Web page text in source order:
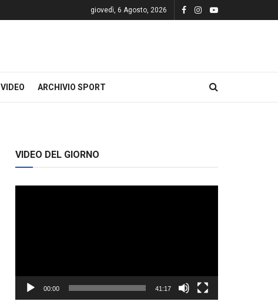
giovedì, 6 Agosto, 2026
VIDEO ARCHIVIO SPORT
VIDEO DEL GIORNO
00:00 41:17